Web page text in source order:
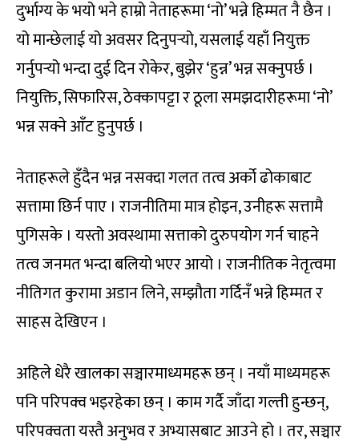
दुर्भाग्य के भयो भने हाम्रो नेताहरूमा ‘नो’ भन्ने हिम्मत नै छैन ।
यो मान्छेलाई यो अवसर दिनुपर्‍यो, यसलाई यहाँ नियुक्त
गर्नुपर्‍यो भन्दा दुई दिन रोकेर, बुझेर ‘हुन्न’ भन्न सक्नुपर्छ ।
नियुक्ति, सिफारिस, ठेक्कापट्टा र ठूला समझदारीहरूमा ‘नो’
भन्न सक्ने आँट हुनुपर्छ ।
नेताहरूले हुँदैन भन्न नसक्दा गलत तत्व अर्को ढोकाबाट
सत्तामा छिर्न पाए । राजनीतिमा मात्र होइन, उनीहरू सत्तामै
पुगिसके । यस्तो अवस्थामा सत्ताको दुरुपयोग गर्न चाहने
तत्व जनमत भन्दा बलियो भएर आयो । राजनीतिक नेतृत्वमा
नीतिगत कुरामा अडान लिने, सम्झौता गर्दिनँ भन्ने हिम्मत र
साहस देखिएन ।
अहिले धेरै खालका सञ्चारमाध्यमहरू छन् । नयाँ माध्यमहरू
पनि परिपक्व भइरहेका छन् । काम गर्दै जाँदा गल्ती हुन्छन्,
परिपक्वता यस्तै अनुभव र अभ्यासबाट आउने हो । तर, सञ्चार